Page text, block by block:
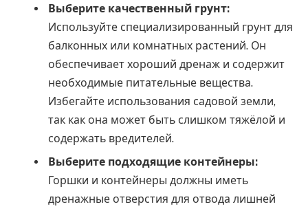
Выберите качественный грунт:
Используйте специализированный грунт для
балконных или комнатных растений. Он
обеспечивает хороший дренаж и содержит
необходимые питательные вещества.
Избегайте использования садовой земли,
так как она может быть слишком тяжёлой и
содержать вредителей.
Выберите подходящие контейнеры:
Горшки и контейнеры должны иметь
дренажные отверстия для отвода лишней